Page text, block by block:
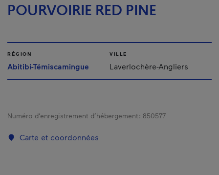
POURVOIRIE RED PINE
RÉGION
Abitibi-Témiscamingue
VILLE
Laverlochère-Angliers
Numéro d’enregistrement d’hébergement : 850577
Carte et coordonnées